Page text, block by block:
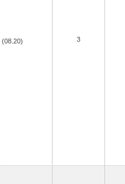
(08.20) 3